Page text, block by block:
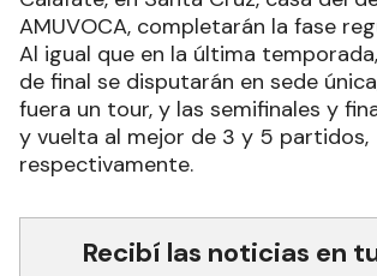
AMUVOCA, completarán la fase
Al igual que en la última
de final se disputarán en sede
fuera un tour, y las semifinales y
y vuelta al mejor de 3 y 5 partidos,
respectivamente.
Recibí las noticias en